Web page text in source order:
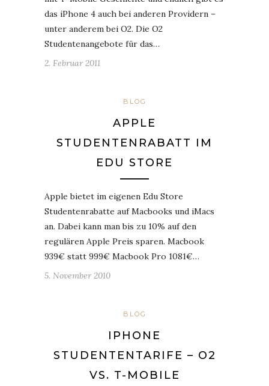
das iPhone 4 auch bei anderen Providern –
unter anderem bei O2. Die O2
Studentenangebote für das…
2. Februar 2011
BLOG
APPLE
STUDENTENRABATT IM
EDU STORE
Apple bietet im eigenen Edu Store
Studentenrabatte auf Macbooks und iMacs
an. Dabei kann man bis zu 10% auf den
regulären Apple Preis sparen. Macbook
939€ statt 999€ Macbook Pro 1081€…
5. November 2010
BLOG
IPHONE
STUDENTENTARIFE – O2
VS. T-MOBILE